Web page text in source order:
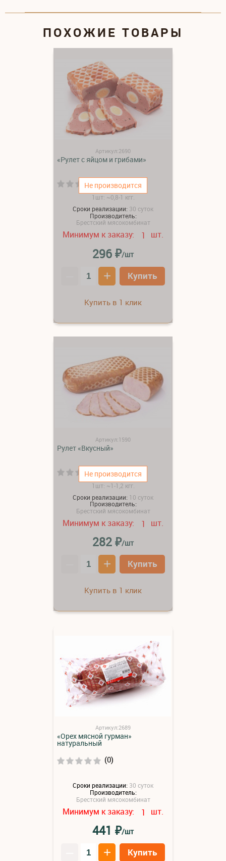
ПОХОЖИЕ ТОВАРЫ
Не производится
Артикул:2690
«Рулет с яйцом и грибами»
(0)
1шт: ~0,8-1 кгг.
Сроки реализации: 30 суток
Производитель:
Брестский мясокомбинат
Минимум к заказу: 1 шт.
296₽/шт
+ Купить
Купить в 1 клик
Не производится
Артикул:1590
Рулет «Вкусный»
(0)
1шт: ~1-1,2 кгг.
Сроки реализации: 10 суток
Производитель:
Брестский мясокомбинат
Минимум к заказу: 1 шт.
282₽/шт
+ Купить
Купить в 1 клик
Артикул:2689
«Орех мясной гурман»
натуральный
(0)
Сроки реализации: 30 суток
Производитель:
Брестский мясокомбинат
Минимум к заказу: 1 шт.
441 ₽/шт
+ Купить